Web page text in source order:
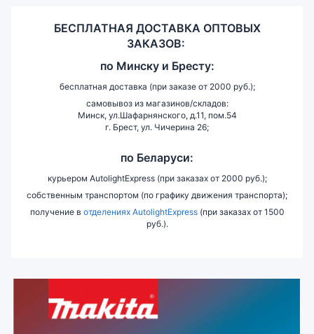
БЕСПЛАТНАЯ ДОСТАВКА ОПТОВЫХ
ЗАКАЗОВ:
по Минску и Бресту:
бесплатная доставка (при заказе от 2000 руб.);
самовывоз из магазинов/складов:
Минск, ул.Шафарнянского, д.11, пом.54
г. Брест, ул. Чичерина 26;
по Беларуси:
курьером AutolightExpress (при заказах от 2000 руб.);
собственным транспортом (по графику движения транспорта);
получение в отделениях AutolightExpress(при заказах от 1500
руб.).